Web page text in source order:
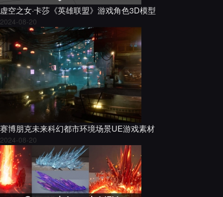
虚空之女·卡莎《英雄联盟》游戏角色3D模型
2024-08-20
赛博朋克未来科幻都市环境场景UE游戏素材
2024-08-20